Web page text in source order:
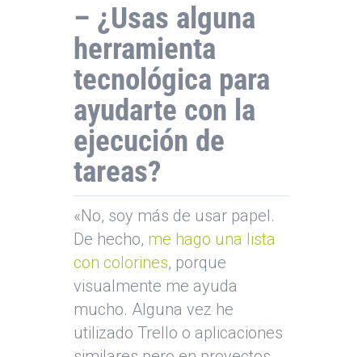
– ¿Usas alguna
herramienta
tecnológica para
ayudarte con la
ejecución de
tareas?
«No, soy más de usar papel.
De hecho, me hago una lista
con colorines, porque
visualmente me ayuda
mucho. Alguna vez he
utilizado Trello o aplicaciones